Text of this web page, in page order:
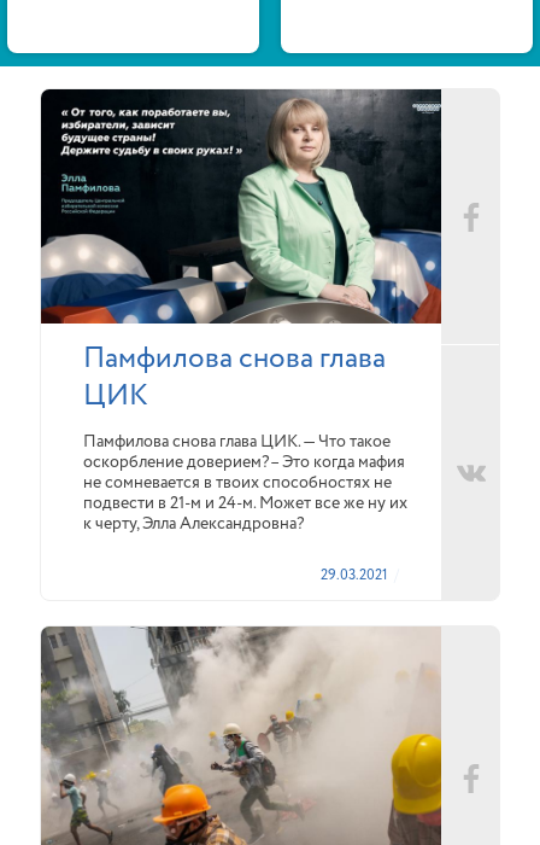
Памфилова снова глава
ЦИК
Памфилова снова глава ЦИК. — Что такое
оскорбление доверием?– Это когда мафия
не сомневается в твоих способностях не
подвести в 21-м и 24-м. Может все же ну их
к черту, Элла Александровна?
29.03.2021